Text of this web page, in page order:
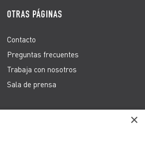
OTRAS PÁGINAS
Contacto
Preguntas frecuentes
Trabaja con nosotros
Sala de prensa
×